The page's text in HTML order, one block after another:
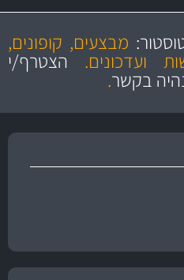
מחירים
הוגנים
והיצע מוצרים איכותי
מבצעים, קופונים,
ועדכונים.הצטרף/י
בקשר.